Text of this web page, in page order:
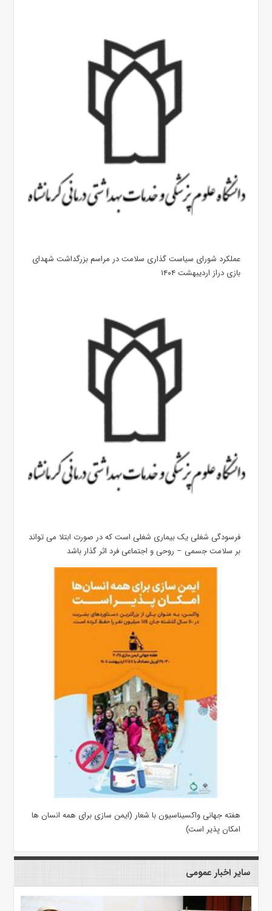
عملکرد شورای سیاست گذاری سلامت در مراسم بزرگداشت شهدای
بازی دراز اردیبهشت ۱۴۰۴
فرسودگی شغلی یک بیماری شغلی است که در صورت ابتلا می تواند
بر سلامت جسمی – روحی و اجتماعی فرد اثر گذار باشد
هفته جهانی واکسیناسیون با شعار (ایمن سازی برای همه انسان ها
امکان پذیر است)
سایر اخبار عمومی